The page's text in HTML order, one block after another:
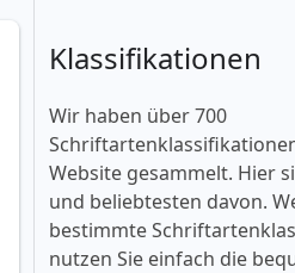
Klassifikationen
Wir haben über 700
Website gesammelt. Hier
und beliebtesten davon.
bestimmte
nutzen Sie einfach die